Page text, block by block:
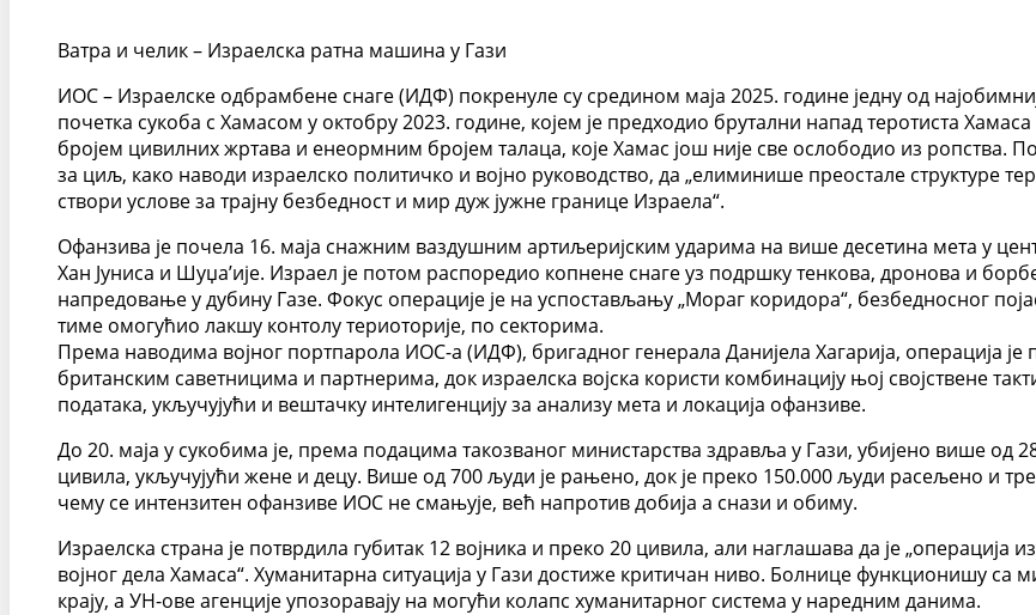
Ватра и челик – Израелска ратна машина у Гази
ИОС – Израелске одбрамбене снаге (ИДФ) покренуле су средином маја 2025. године једну од
почетка сукоба с Хамасом у октобру 2023. године, којем је предходио брутални напад теротиста
бројем цивилних жртава и енеормним бројем талаца, које Хамас још није све ослободио из ропства.
за циљ, како наводи израелско политичко и војно руководство, да „елиминише преостале структуре
створи услове за трајну безбедност и мир дуж јужне границе Израела“.
Офанзива је почела 16. маја снажним ваздушним артиљеријским ударима на више десетина мета у
Хан Јуниса и Шуџа’ије. Израел је потом распоредио копнене снаге уз подршку тенкова, дронова и
напредовање у дубину Газе. Фокус операције је на успостављању „Мораг коридора“, безбедносног
тиме омогућио лакшу контолу териоторије, по секторима.
Према наводима војног портпарола ИОС-а (ИДФ), бригадног генерала Данијела Хагарија, операција
британским саветницима и партнерима, док израелска војска користи комбинацију њој својствене
података, укључујући и вештачку интелигенцију за анализу мета и локација офанзиве.
До 20. маја у сукобима је, према подацима такозваног министарства здравља у Гази, убијено више од
цивила, укључујући жене и децу. Више од 700 људи је рањено, док је преко 150.000 људи расељено и
чему се интензитен офанзиве ИОС не смањује, већ напротив добија а снази и обиму.
Израелска страна је потврдила губитак 12 војника и преко 20 цивила, али наглашава да је „операција
војног дела Хамаса“. Хуманитарна ситуација у Гази достиже критичан ниво. Болнице функционишу
крају, а УН-ове агенције упозоравају на могући колапс хуманитарног система у наредним данима.